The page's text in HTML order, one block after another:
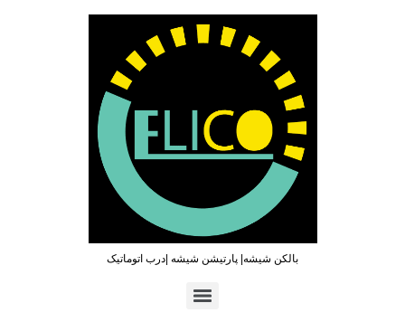
بالکن شیشه| پارتیشن شیشه |درب اتوماتیک